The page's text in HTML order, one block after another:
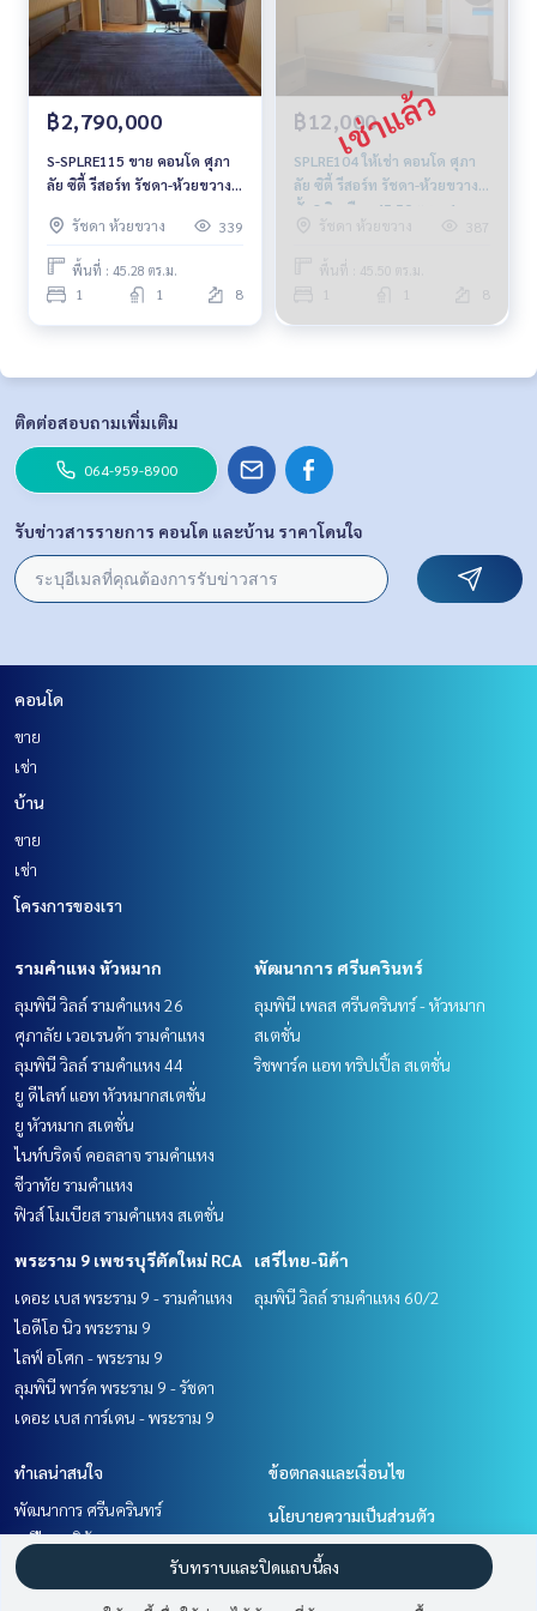
฿2,790,000
S-SPLRE115 ขาย คอนโด ศุภา
ลัย ซิตี้ รีสอร์ท รัชดา-ห้วยขวาง
1นอน 1น้ำ 2.79 ล้าน 064-959-
8900
รัชดา ห้วยขวาง 339
พื้นที่ : 45.28 ตร.ม.
1 1 8
฿12,000
SPLRE104 ให้เช่า คอนโด ศุภา
ลัย ซิตี้ รีสอร์ท รัชดา-ห้วยขวาง
ชั้น8 วิวเมือง 45.50 ตรม. 1นอน
1น้ำ 12,000บ. 099-251-6615
รัชดา ห้วยขวาง 387
พื้นที่ : 45.50 ตร.ม.
8
ติดต่อสอบถามเพิ่มเติม
064-959-8900
รับข่าวสารรายการ คอนโด และบ้าน ราคาโดนใจ
คอนโด
ขาย
เช่า
บ้าน
ขาย
เช่า
โครงการของเรา
รามคำแหง หัวหมาก
ลุมพินี วิลล์ รามคำแหง 26
ศุภาลัย เวอเรนด้า รามคำแหง
ลุมพินี วิลล์ รามคำแหง 44
ยู ดีไลท์ แอท หัวหมากสเตชั่น
ยู หัวหมาก สเตชั่น
ไนท์บริดจ์ คอลลาจ รามคำแหง
ชีวาทัย รามคำแหง
ฟิวส์ โมเบียส รามคำแหง สเตชั่น
พัฒนาการ ศรีนครินทร์
ลุมพินี เพลส ศรีนครินทร์ - หัวหมาก
สเตชั่น
ริชพาร์ค แอท ทริปเปิ้ล สเตชั่น
พระราม 9 เพชรบุรีตัดใหม่ RCA
เดอะ เบส พระราม 9 - รามคำแหง
ไอดีโอ นิว พระราม 9
ไลฟ์ อโศก - พระราม 9
ลุมพินี พาร์ค พระราม 9 - รัชดา
เดอะ เบส การ์เดน - พระราม 9
เสรีไทย-นิด้า
ลุมพินี วิลล์ รามคำแหง 60/2
ทำเลน่าสนใจ
พัฒนาการ ศรีนครินทร์
เสรีไทย-นิด้า
รามคำแหง หัวหมาก
พระราม 9 เพชรบุรีตัดใหม่ RCA
ข้อตกลงและเงื่อนไข
นโยบายความเป็นส่วนตัว
เกี่ยวกับเรา
วิธีการฝากขาย-เช่า
รับทราบและปิดแถบนี้ลง